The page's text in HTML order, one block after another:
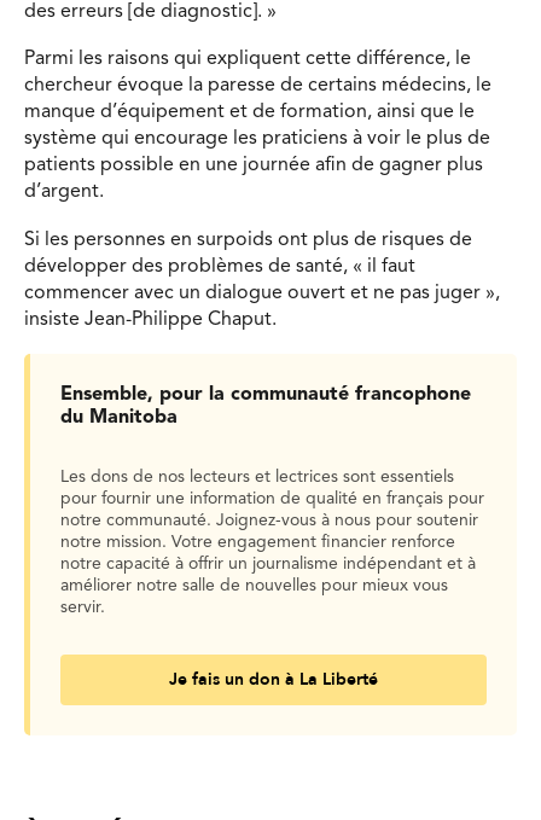
des erreurs [de diagnostic]. »
Parmi les raisons qui expliquent cette différence, le
chercheur évoque la paresse de certains médecins, le
manque d’équipement et de formation, ainsi que le
système qui encourage les praticiens à voir le plus de
patients possible en une journée afin de gagner plus
d’argent.
Si les personnes en surpoids ont plus de risques de
développer des problèmes de santé, « il faut
commencer avec un dialogue ouvert et ne pas juger »,
insiste Jean-Philippe Chaput.
Ensemble, pour la communauté francophone
du Manitoba
Les dons de nos lecteurs et lectrices sont essentiels
pour fournir une information de qualité en français pour
notre communauté. Joignez-vous à nous pour soutenir
notre mission. Votre engagement financier renforce
notre capacité à offrir un journalisme indépendant et à
améliorer notre salle de nouvelles pour mieux vous
servir.
Je fais un don à La Liberté